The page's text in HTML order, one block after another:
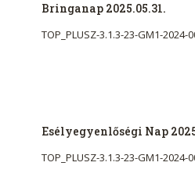
Bringanap 2025.05.31.
TOP_PLUSZ-3.1.3-23-GM1-2024-
Esélyegyenlőségi Nap
TOP_PLUSZ-3.1.3-23-GM1-2024-